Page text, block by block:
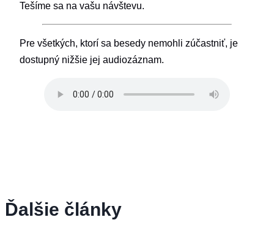
Tešíme sa na vašu návštevu.
Pre všetkých, ktorí sa besedy nemohli zúčastniť, je
dostupný nižšie jej audiozáznam.
Ďalšie články